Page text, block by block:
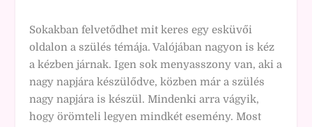
Sokakban felvetődhet mit keres egy esküvői
oldalon a szülés témája. Valójában nagyon is kéz
a kézben járnak. Igen sok menyasszony van, aki a
nagy napjára készülődve, közben már a szülés
nagy napjára is készül. Mindenki arra vágyik,
hogy örömteli legyen mindkét esemény. Most